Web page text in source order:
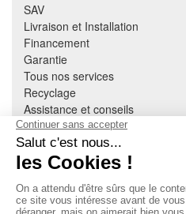
SAV
Livraison et Installation
Financement
Garantie
Tous nos services
Recyclage
Assistance et conseils
Cuisine équipée
Literie
Nous contacter
À PROPOS